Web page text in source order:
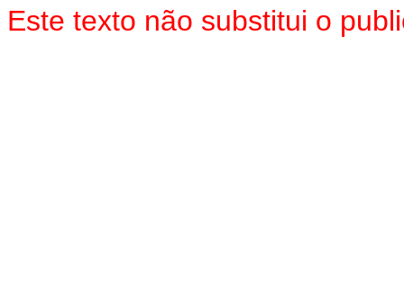
Este texto não substitui o